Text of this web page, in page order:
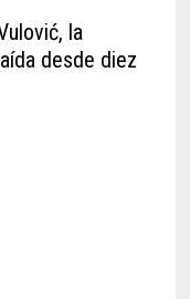
la
desde diez